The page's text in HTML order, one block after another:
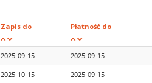
Zapis do Płatność do
2025-09-15 2025-09-15
2025-10-15 2025-09-15